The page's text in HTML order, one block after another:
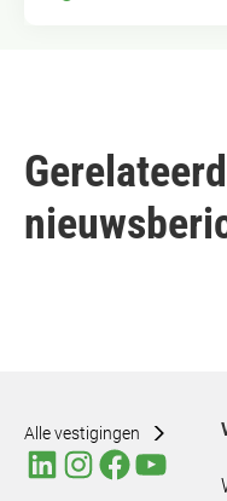
Alle vestigingen